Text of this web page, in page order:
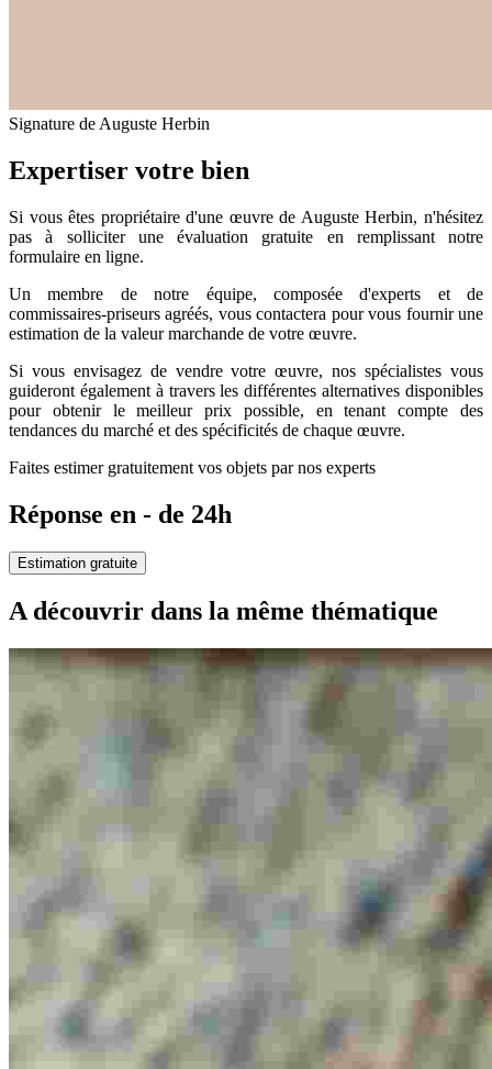
Signature de Auguste Herbin
Expertiser votre bien
Si vous êtes propriétaire d'une œuvre de Auguste Herbin, n'hésitez
pas à solliciter une évaluation gratuite en remplissant notre
formulaire en ligne.
Un membre de notre équipe, composée d'experts et de
commissaires-priseurs agréés, vous contactera pour vous fournir une
estimation de la valeur marchande de votre œuvre.
Si vous envisagez de vendre votre œuvre, nos spécialistes vous
guideront également à travers les différentes alternatives disponibles
pour obtenir le meilleur prix possible, en tenant compte des
tendances du marché et des spécificités de chaque œuvre.
Faites estimer gratuitement vos objets par nos experts
Réponse en - de 24h
Estimation gratuite
A découvrir dans la même thématique